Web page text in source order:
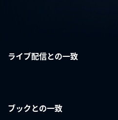
ライブ配信との一致
ブックとの一致